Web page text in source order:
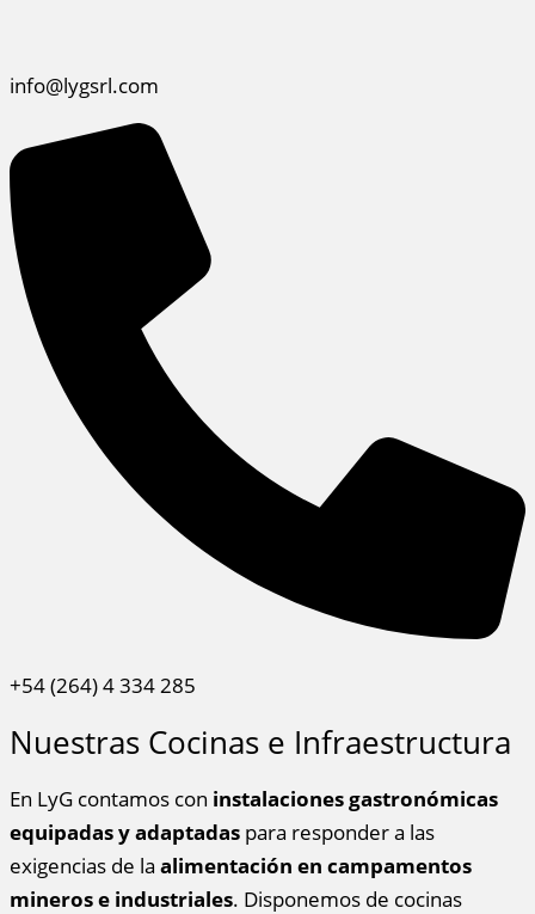
info@lygsrl.com
+54 (264) 4 334 285
Nuestras Cocinas e Infraestructura
En LyG contamos con instalaciones gastronómicas
equipadas y adaptadas para responder a las
exigencias de la alimentación en campamentos
mineros e industriales. Disponemos de cocinas